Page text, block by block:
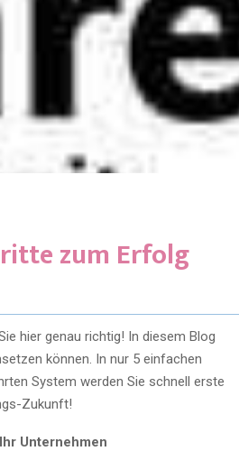
zum Erfolg
hier genau richtig! In diesem Blog
können. In nur 5 einfachen
System werden Sie schnell erste
Zukunft!
Unternehmen